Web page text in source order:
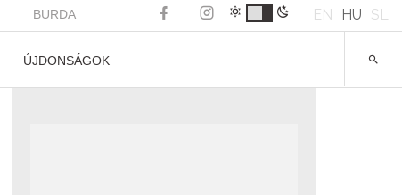
BURDA EN HU SL
ÚJDONSÁGOK